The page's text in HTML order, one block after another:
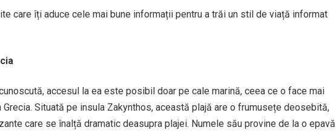
care îți aduce cele mai bune informații pentru a trăi un stil de viață informat
accesul la ea este posibil doar pe cale marină, ceea ce o face mai
Situată pe insula Zakynthos, această plajă are o frumusețe deosebită,
care se înalță dramatic deasupra plajei. Numele său provine de la o epavă